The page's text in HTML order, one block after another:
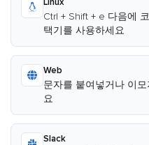
Ctrl + Shift + e 다음에
택기를 사용하세요
Web
문자를 붙여넣거나 이
요
Slack